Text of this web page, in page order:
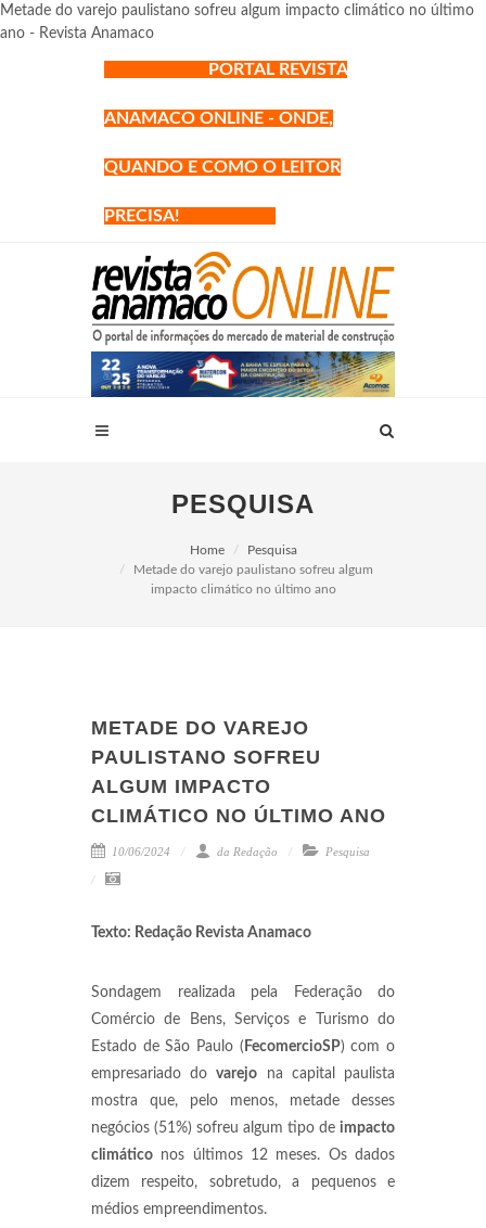
Metade do varejo paulistano sofreu algum impacto climático no último
ano - Revista Anamaco
PORTAL REVISTA
ANAMACO ONLINE - ONDE,
QUANDO E COMO O LEITOR
PRECISA!
PESQUISA
Home
Pesquisa
Metade do varejo paulistano sofreu algum
impacto climático no último ano
METADE DO VAREJO
PAULISTANO SOFREU
ALGUM IMPACTO
CLIMÁTICO NO ÚLTIMO ANO
10/06/2024 da Redação Pesquisa
Texto: Redação Revista Anamaco
Sondagem realizada pela Federação do
Comércio de Bens, Serviços e Turismo do
Estado de São Paulo ( FecomercioSP) com o
empresariado dovarejo na capital paulista
mostra que, pelo menos, metade desses
negócios (51%) sofreu algum tipo de impacto
climático nos últimos 12 meses. Os dados
dizem respeito, sobretudo, a pequenos e
médios empreendimentos.